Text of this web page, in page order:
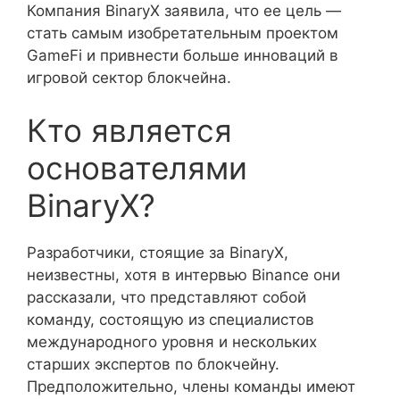
Компания BinaryX заявила, что ее цель —
стать самым изобретательным проектом
GameFi и привнести больше инноваций в
игровой сектор блокчейна.
Кто является
основателями
BinaryX?
Разработчики, стоящие за BinaryX,
неизвестны, хотя в интервью Binance они
рассказали, что представляют собой
команду, состоящую из специалистов
международного уровня и нескольких
старших экспертов по блокчейну.
Предположительно, члены команды имеют